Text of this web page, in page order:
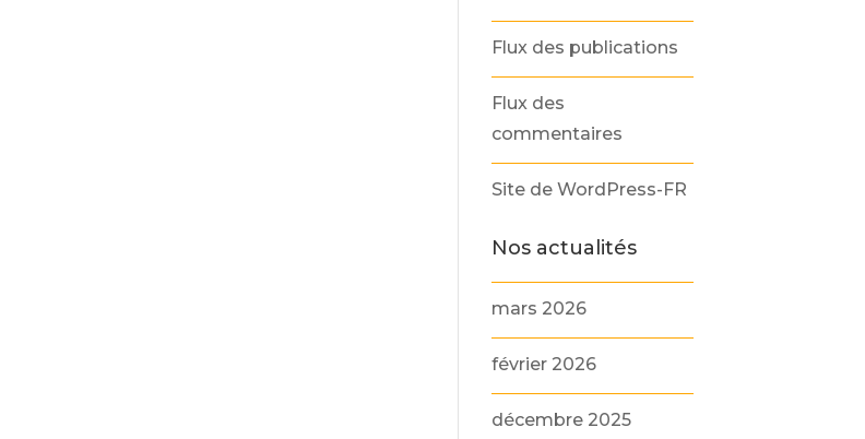
Flux des publications
Flux des
commentaires
Site de WordPress-FR
Nos actualités
mars 2026
février 2026
décembre 2025